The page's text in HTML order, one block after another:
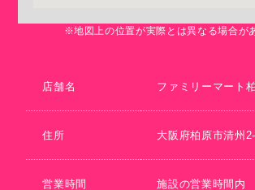
※地図上の位置が実際とは異なる場合が
店舗名 ファミリーマート
住所 大阪府柏原市清州
営業時間 施設の営業時間内